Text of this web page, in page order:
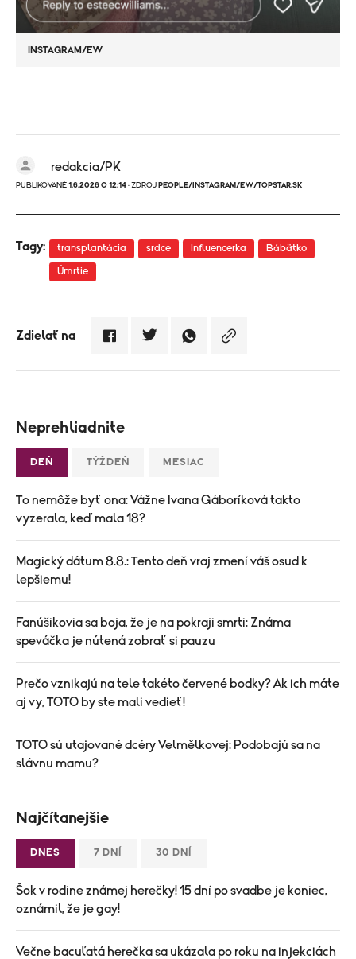
INSTAGRAM/EW
redakcia/PK
PUBLIKOVANÉ 1.6.2026 O 12:14 · ZDROJ PEOPLE/INSTAGRAM/EW/TOPSTAR.SK
Tagy: transplantácia srdce Influencerka Bábätko
Úmrtie
Zdielať na
Neprehliadnite
DEŇ TÝŽDEŇ MESIAC
To nemôže byť ona: Vážne Ivana Gáboríková takto
vyzerala, keď mala 18?
Magický dátum 8.8.: Tento deň vraj zmení váš osud k
lepšiemu!
Fanúšikovia sa boja, že je na pokraji smrti: Známa
speváčka je nútená zobrať si pauzu
Prečo vznikajú na tele takéto červené bodky? Ak ich máte
aj vy, TOTO by ste mali vedieť!
TOTO sú utajované dcéry Velmělkovej: Podobajú sa na
slávnu mamu?
Najčítanejšie
DNES 7 DNÍ 30 DNÍ
Šok v rodine známej herečky! 15 dní po svadbe je koniec,
oznámil, že je gay!
Večne bacuľatá herečka sa ukázala po roku na injekciách